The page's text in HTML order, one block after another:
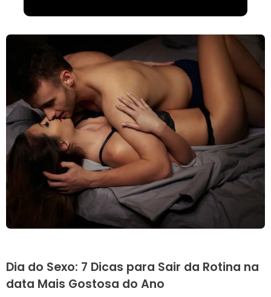
Dia do Sexo: 7 Dicas para Sair da Rotina na
data Mais Gostosa do Ano